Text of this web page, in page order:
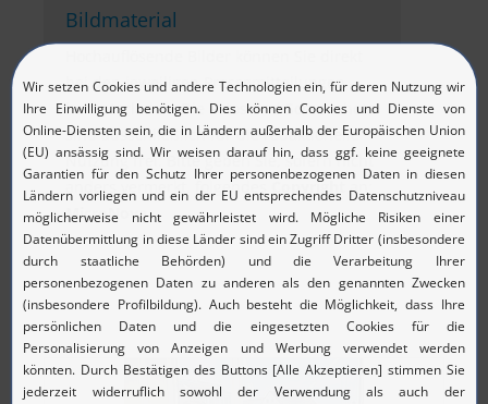
Bildmaterial
bei den jeweiligen Pressemitteilungen
herunterladen. Die Fotos und Screenshots
sind ausschließlich für die redaktionelle
Nutzung frei. Bitte geben Sie, sofern nicht
anders vermerkt, folgendes
Copyright
an:
MicroNova